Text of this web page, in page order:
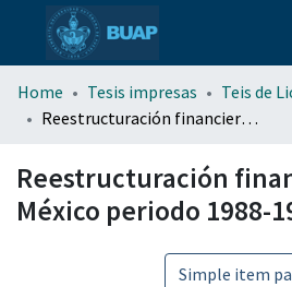
menu.section.about_menu
Home Tesis impresas
Teis de
Reestructuración financiera en México periodo 1988-1994.
Reestructuración
México periodo 1988-
Simple item